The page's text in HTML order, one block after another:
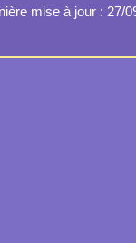
mise à jour : 27/